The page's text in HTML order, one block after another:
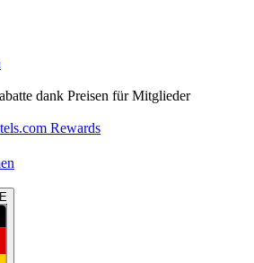
dank Preisen für Mitglieder
Rewards